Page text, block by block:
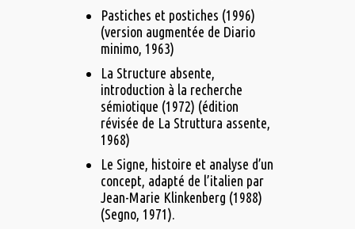
Pastiches et postiches (1996)
(version augmentée de Diario
minimo, 1963)
La Structure absente,
introduction à la recherche
sémiotique (1972) (édition
révisée de La Struttura assente,
1968)
Le Signe, histoire et analyse d’un
concept, adapté de l’italien par
Jean-Marie Klinkenberg (1988)
(Segno, 1971).